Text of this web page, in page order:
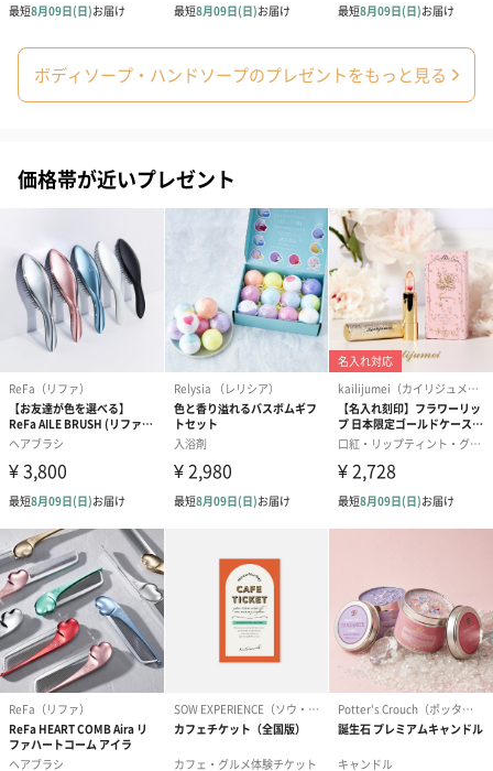
包装紙
ラッピングを施してお届けいたします。
ゴールド（390円） ピンク（390円） グリーン（
のし
結婚祝い（御結婚御
祝）（110円）
出産祝い（御出産御
祝）（110円）
結婚内祝い（
（110円）
生花
ボディソープ・ハンドソープのプレゼントをもっと見る
価格帯が近いプレゼント